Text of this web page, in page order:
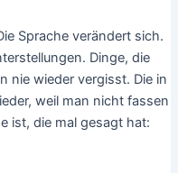
Sprache verändert sich.
Dinge, die
nie wieder vergisst. Die in
weil man nicht fassen
ist, die mal gesagt hat: